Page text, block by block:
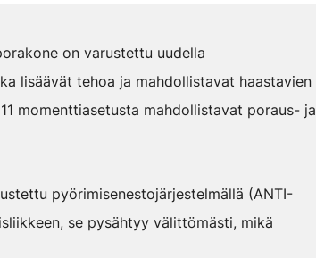
on varustettu uudella
lisäävät tehoa ja mahdollistavat haastavien
momenttiasetusta mahdollistavat poraus- ja
pyörimisenestojärjestelmällä (ANTI-
se pysähtyy välittömästi, mikä